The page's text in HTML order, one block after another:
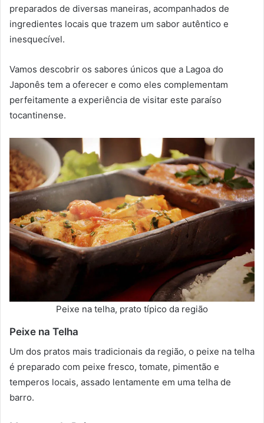
preparados de diversas maneiras, acompanhados de
ingredientes locais que trazem um sabor autêntico e
inesquecível.
Vamos descobrir os sabores únicos que a Lagoa do
Japonês tem a oferecer e como eles complementam
perfeitamente a experiência de visitar este paraíso
tocantinense.
Peixe na telha, prato típico da região
Peixe na Telha
Um dos pratos mais tradicionais da região, o peixe na telha
é preparado com peixe fresco, tomate, pimentão e
temperos locais, assado lentamente em uma telha de
barro.